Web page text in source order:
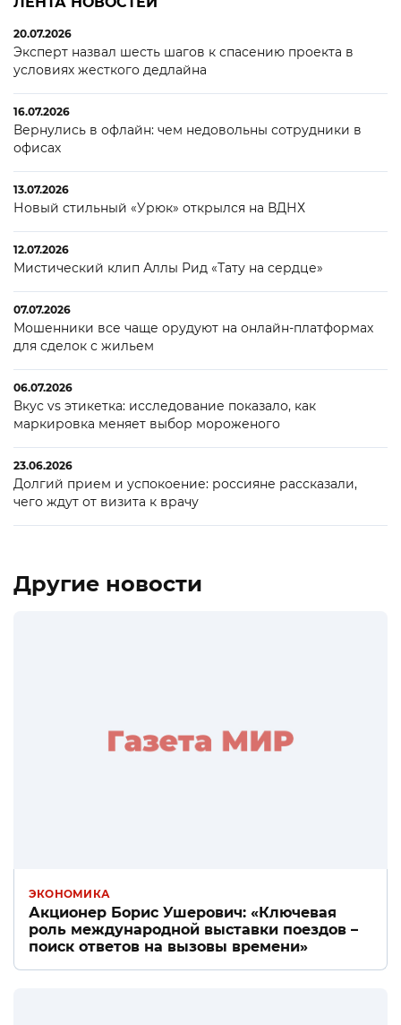
20.07.2026
Эксперт назвал шесть шагов к спасению проекта в
условиях жесткого дедлайна
16.07.2026
Вернулись в офлайн: чем недовольны сотрудники в
офисах
13.07.2026
Новый стильный «Урюк» открылся на ВДНХ
12.07.2026
Мистический клип Аллы Рид «Тату на сердце»
07.07.2026
Мошенники все чаще орудуют на онлайн-платформах
для сделок с жильем
06.07.2026
Вкус vs этикетка: исследование показало, как
маркировка меняет выбор мороженого
23.06.2026
Долгий прием и успокоение: россияне рассказали,
чего ждут от визита к врачу
Другие новости
ЭКОНОМИКА
Акционер Борис Ушерович: «Ключевая
роль международной выставки поездов –
поиск ответов на вызовы времени»